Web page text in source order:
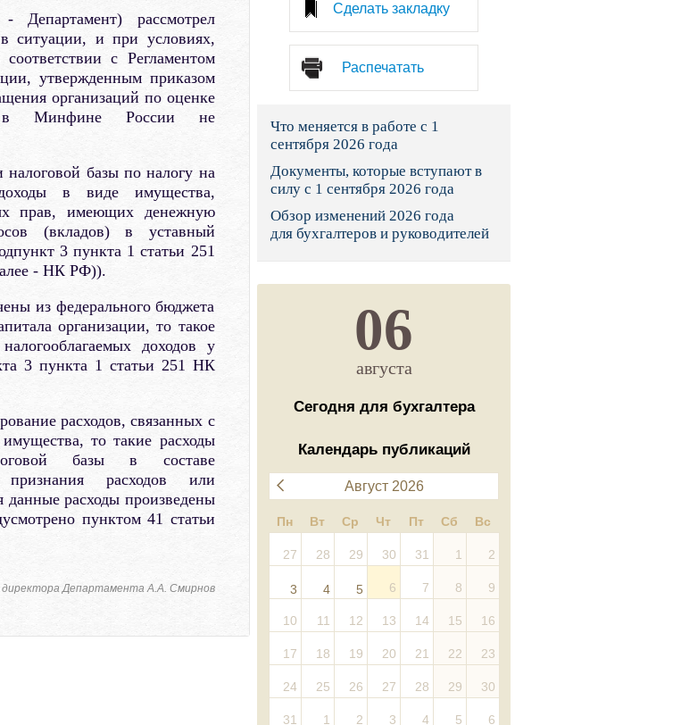
Роструд
Социальный фонд России
Суд общей юрисдикции
Федеральная налоговая служба
Фонд социального страхования
Остальные ведомства
Департамент) рассмотрел
ситуации, и при условиях,
с Регламентом
утвержденным приказом
организаций по оценке
в Минфине России не
базы по налогу на
в виде имущества,
прав, имеющих денежную
(вкладов) в уставный
3 пункта 1 статьи 251
- НК РФ)).
из федерального бюджета
организации, то такое
доходов у
3 пункта 1 статьи 251 НК
расходов, связанных с
то такие расходы
базы в составе
расходов или
расходы произведены
пунктом 41 статьи
Департамента А.А. Смирнов
Сделать закладку
Распечатать
Что меняется в работе с 1
сентября 2026 года
Документы, которые вступают в
силу с 1 сентября 2026 года
Обзор изменений 2026 года
для бухгалтеров и руководителей
06
августа
Сегодня для бухгалтера
Календарь публикаций
Август 2026
Пн Вт Ср Чт Пт Сб Вс
27 28 29 30 31 1 2
3 4 5 6 7 8 9
10 11 12 13 14 15 16
17 18 19 20 21 22 23
24 25 26 27 28 29 30
31 1 2 3 4 5 6